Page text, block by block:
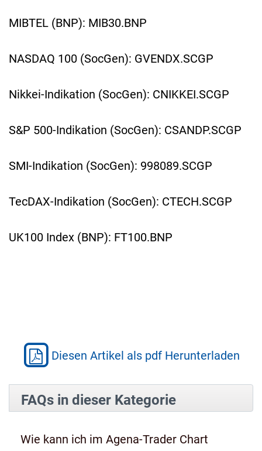
MIBTEL (BNP): MIB30.BNP
NASDAQ 100 (SocGen): GVENDX.SCGP
Nikkei-Indikation (SocGen): CNIKKEI.SCGP
S&P 500-Indikation (SocGen): CSANDP.SCGP
SMI-Indikation (SocGen): 998089.SCGP
TecDAX-Indikation (SocGen): CTECH.SCGP
UK100 Index (BNP): FT100.BNP
Diesen Artikel als pdf Herunterladen
FAQs in dieser Kategorie
Wie kann ich im Agena-Trader Chart